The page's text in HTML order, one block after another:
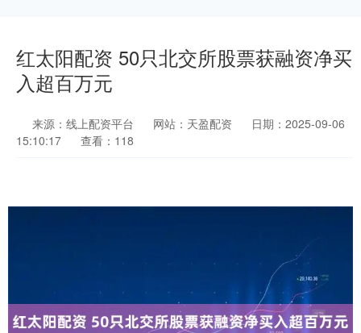
红太阳配资 50只北交所股票获融资净买
入超百万元
来源：线上配资平台 网站：天盈配资
日期：2025-09-06
15:10:17
查看：118